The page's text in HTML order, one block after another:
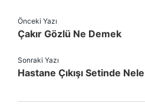
Önceki Yazı
Çakır Gözlü Ne Demek
Sonraki Yazı
Hastane Çıkışı Setinde